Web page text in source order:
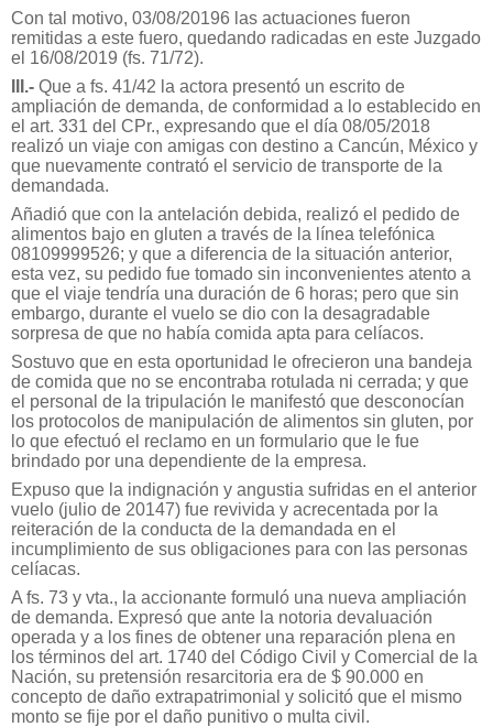
Con tal motivo, 03/08/20196 las actuaciones fueron
remitidas a este fuero, quedando radicadas en este Juzgado
el 16/08/2019 (fs. 71/72).
III.- Que a fs. 41/42 la actora presentó un escrito de
ampliación de demanda, de conformidad a lo establecido en
el art. 331 del CPr., expresando que el día 08/05/2018
realizó un viaje con amigas con destino a Cancún, México y
que nuevamente contrató el servicio de transporte de la
demandada.
Añadió que con la antelación debida, realizó el pedido de
alimentos bajo en gluten a través de la línea telefónica
08109999526; y que a diferencia de la situación anterior,
esta vez, su pedido fue tomado sin inconvenientes atento a
que el viaje tendría una duración de 6 horas; pero que sin
embargo, durante el vuelo se dio con la desagradable
sorpresa de que no había comida apta para celíacos.
Sostuvo que en esta oportunidad le ofrecieron una bandeja
de comida que no se encontraba rotulada ni cerrada; y que
el personal de la tripulación le manifestó que desconocían
los protocolos de manipulación de alimentos sin gluten, por
lo que efectuó el reclamo en un formulario que le fue
brindado por una dependiente de la empresa.
Expuso que la indignación y angustia sufridas en el anterior
vuelo (julio de 20147) fue revivida y acrecentada por la
reiteración de la conducta de la demandada en el
incumplimiento de sus obligaciones para con las personas
celíacas.
A fs. 73 y vta., la accionante formuló una nueva ampliación
de demanda. Expresó que ante la notoria devaluación
operada y a los fines de obtener una reparación plena en
los términos del art. 1740 del Código Civil y Comercial de la
Nación, su pretensión resarcitoria era de $ 90.000 en
concepto de daño extrapatrimonial y solicitó que el mismo
monto se fije por el daño punitivo o multa civil.